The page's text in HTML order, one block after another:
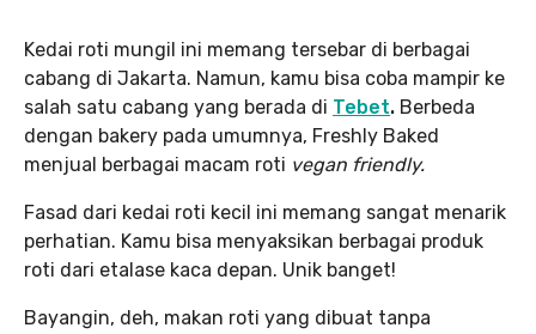
Kedai roti mungil ini memang tersebar di berbagai
cabang di Jakarta. Namun, kamu bisa coba mampir ke
salah satu cabang yang berada di Tebet. Berbeda
dengan bakery pada umumnya, Freshly Baked
menjual berbagai macam roti vegan friendly.
Fasad dari kedai roti kecil ini memang sangat menarik
perhatian. Kamu bisa menyaksikan berbagai produk
roti dari etalase kaca depan. Unik banget!
Bayangin, deh, makan roti yang dibuat tanpa